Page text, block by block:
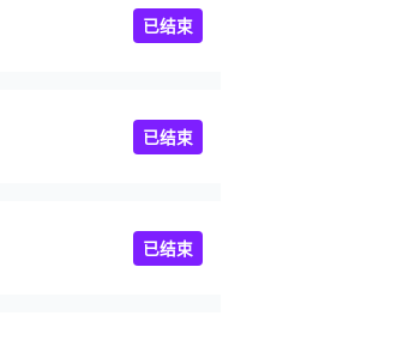
已结束
已结束
已结束